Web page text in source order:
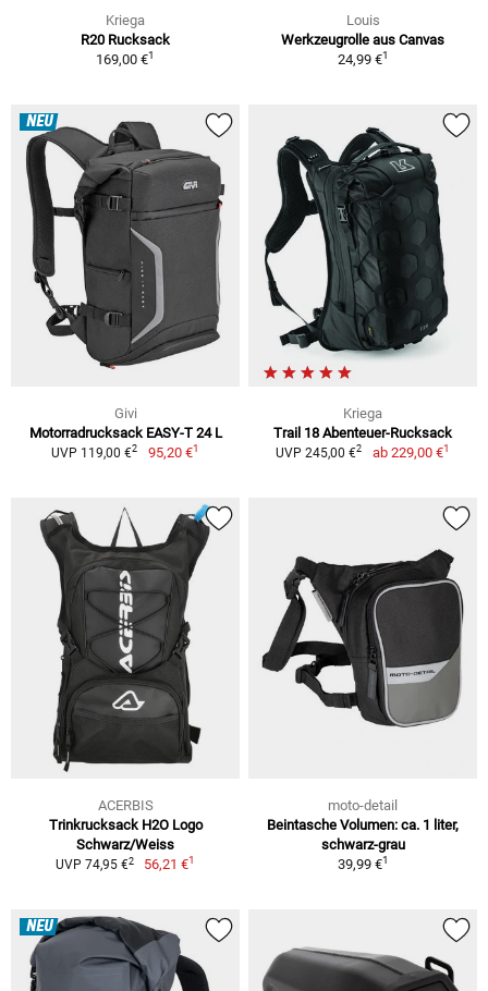
Kriega
R20 Rucksack
169,00 €1
Louis
Werkzeugrolle aus Canvas
24,99 €1
NEU
Givi
Motorradrucksack EASY-T 24 L
UVP 119,00 €2 95,20 €1
Kriega
Trail 18 Abenteuer-Rucksack
UVP 245,00 €2 ab 229,00 €1
ACERBIS
Trinkrucksack H2O Logo
Schwarz/Weiss
UVP 74,95 €2 56,21 €1
moto-detail
Beintasche Volumen: ca. 1 liter,
schwarz-grau
39,99 €1
NEU